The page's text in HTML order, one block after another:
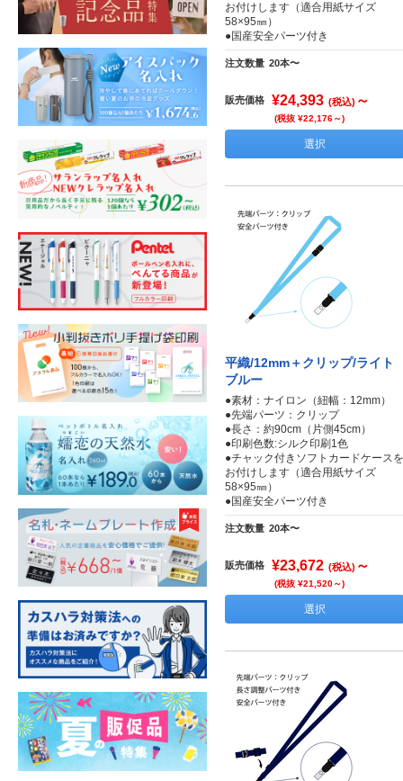
お付けします（適合用紙サイズ
58×95㎜）
●国産安全パーツ付き
注文数量 20本〜
販売価格 ¥24,393 (税込) ～
(税抜 ¥22,176～)
選択
平織/12mm＋クリップ/ライト
ブルー
●素材：ナイロン（紐幅：12mm）
●先端パーツ：クリップ
●長さ：約90cm（片側45cm）
●印刷色数:シルク印刷1色
●チャック付きソフトカードケースを
お付けします（適合用紙サイズ
58×95㎜）
●国産安全パーツ付き
注文数量 20本〜
販売価格 ¥23,672 (税込) ～
(税抜 ¥21,520～)
選択